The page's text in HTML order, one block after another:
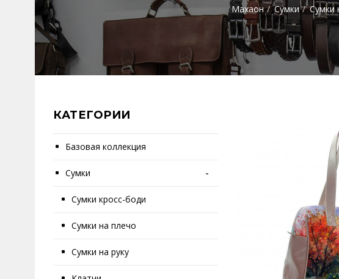
Махаон Сумки Сумки
КАТЕГОРИИ
Базовая коллекция
Сумки -
Сумки кросс-боди
Сумки на плечо
Сумки на руку